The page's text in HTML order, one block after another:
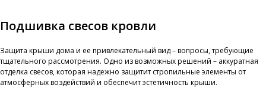
Подшивка свесов кровли
Защита крыши дома и ее привлекательный вид – вопросы, требующие
тщательного рассмотрения. Одно из возможных решений – аккуратная
отделка свесов, которая надежно защитит стропильные элементы от
атмосферных воздействий и обеспечит эстетичность крыши.